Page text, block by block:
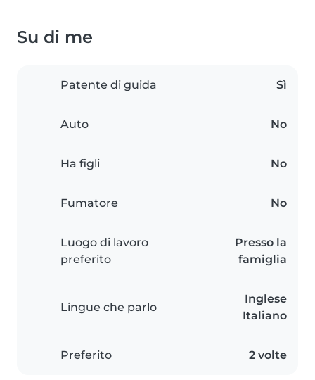
Su di me
Patente di guida Sì
Auto No
Ha figli No
Fumatore No
Luogo di lavoro
preferito
Presso la
famiglia
Lingue che parlo
Inglese
Italiano
Preferito 2 volte